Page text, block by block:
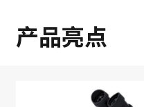
产品亮点